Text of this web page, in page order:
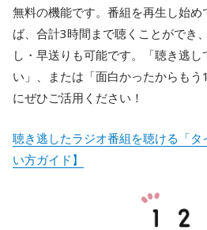
無料の機能です。番組を再生し始
ば、合計3時間まで聴くことができ
し・早送りも可能です。「聴き逃
い」、または「面白かったからも
にぜひご活用ください！
聴き逃したラジオ番組を聴ける「
い方ガイド】